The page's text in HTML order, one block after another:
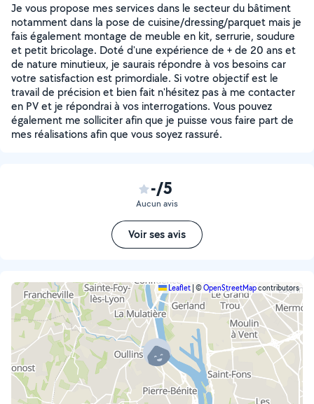
Je vous propose mes services dans le secteur du bâtiment
notamment dans la pose de cuisine/dressing/parquet mais je
fais également montage de meuble en kit, serrurie, soudure
et petit bricolage. Doté d'une expérience de + de 20 ans et
de nature minutieux, je saurais répondre à vos besoins car
votre satisfaction est primordiale. Si votre objectif est le
travail de précision et bien fait n'hésitez pas à me contacter
en PV et je répondrai à vos interrogations. Vous pouvez
également me solliciter afin que je puisse vous faire part de
mes réalisations afin que vous soyez rassuré.
-/5
Aucun avis
Voir ses avis
Leaflet ©OpenStreetMapcontributors